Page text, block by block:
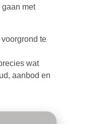
met
te
wat
aanbod en